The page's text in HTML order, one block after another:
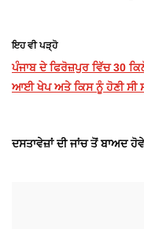
ਇਹ ਵੀ ਪੜ੍ਹੋ
ਪੰਜਾਬ ਦੇ ਫਿਰੋਜ਼ਪੁਰ ਵਿੱਚ 30
ਆਈ ਖੇਪ ਅਤੇ ਕਿਸ ਨੂੰ ਹੋਣੀ ਸੀ
ਦਸਤਾਵੇਜ਼ਾਂ ਦੀ ਜਾਂਚ ਤੋਂ ਬਾਅਦ